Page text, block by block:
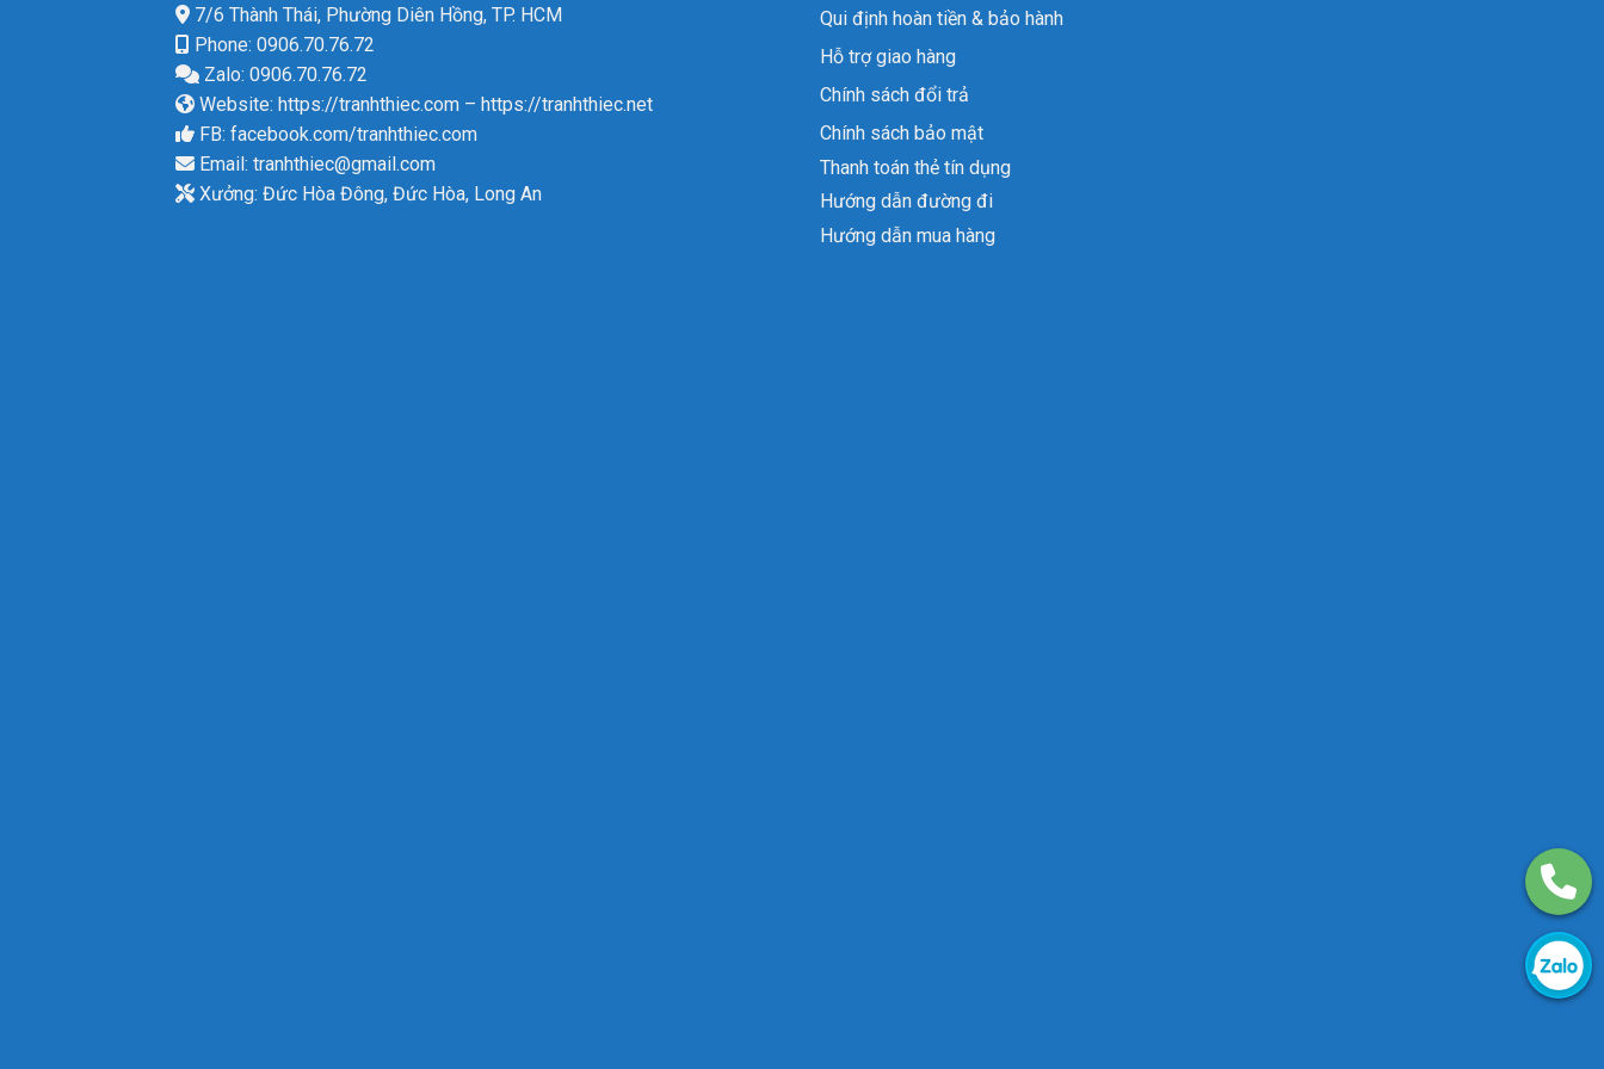
7/6 Thành Thái, Phường Diên Hồng, TP. HCM
Phone: 0906.70.76.72
Zalo: 0906.70.76.72
Website: https://tranhthiec.com – https://tranhthiec.net
FB: facebook.com/tranhthiec.com
Email: tranhthiec@gmail.com
Xưởng: Đức Hòa Đông, Đức Hòa, Long An
Qui định hoàn tiền & bảo hành
Hỗ trợ giao hàng
Chính sách đổi trả
Chính sách bảo mật
Thanh toán thẻ tín dụng
Hướng dẫn đường đi
Hướng dẫn mua hàng